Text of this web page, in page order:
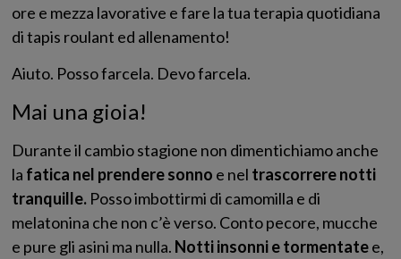
ore e mezza lavorative e fare la tua terapia quotidiana
di tapis roulant ed allenamento!
Aiuto. Posso farcela. Devo farcela.
Mai una gioia!
Durante il cambio stagione non dimentichiamo anche
la fatica nel prendere sonno e nel trascorrere notti
tranquille. Posso imbottirmi di camomilla e di
melatonina che non c’è verso. Conto pecore, mucche
e pure gli asini ma nulla. Notti insonni e tormentatee,